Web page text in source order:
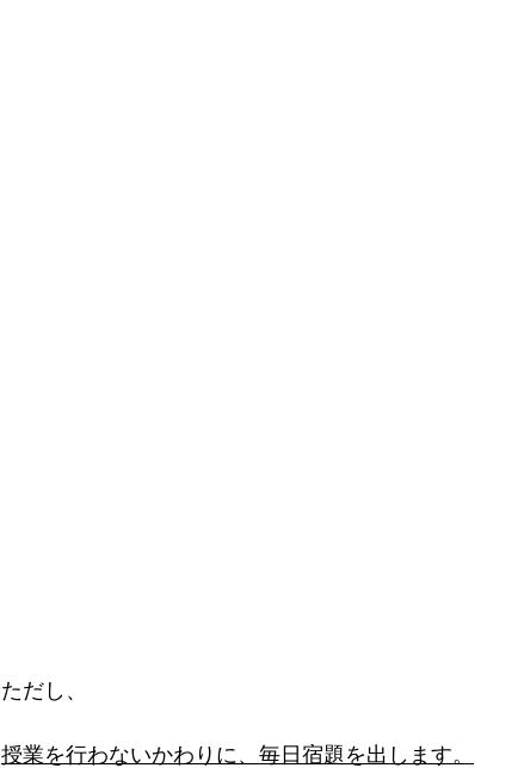
ただし、
授業を行わないかわりに、毎日宿題を出します。